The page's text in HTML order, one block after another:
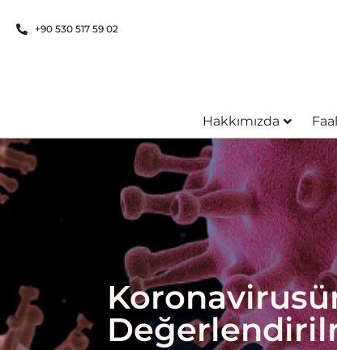
+90 530 517 59 02
Hakkımızda